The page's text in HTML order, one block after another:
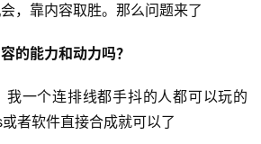
，靠内容取胜。那么问题来了
的能力和动力吗？
我一个连排线都手抖的人都可以玩的
者软件直接合成就可以了